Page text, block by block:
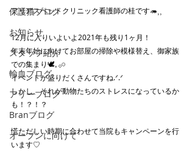
保護猫ブログ
お知らせ
スタッフ紹介
輸血ブログ
アリーブログ
Branブログ
オープンに向けて
アリアスペットクリニック看護師の桂です🦔⸒⸒
12月に入りいよいよ2021年も残り1ヶ月！
年末年始に向けてお部屋の掃除や模様替え、御家族
での集まり🕊𓈒 𓂂𓏸
イベントが盛りだくさんですね.ᐟ.ᐟ
しかし、それが動物たちのストレスになっているか
も！？！？
慌ただしい時期に合わせて当院もキャンペーンを行
います♡